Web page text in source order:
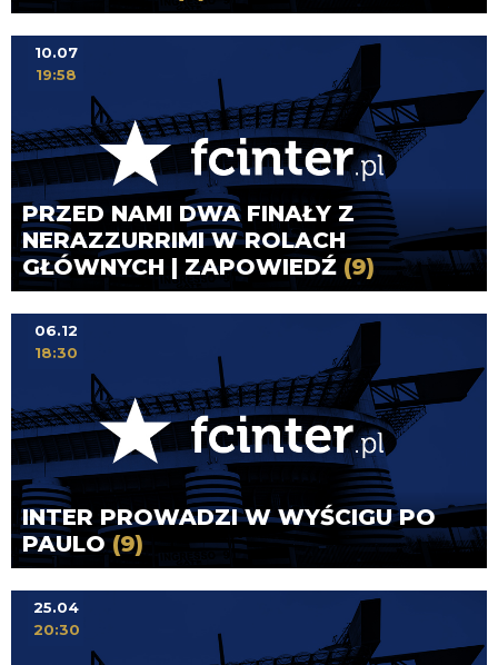
PRZED NAMI DWA FINAŁY Z
NERAZZURRIMI W ROLACH
GŁÓWNYCH | ZAPOWIEDŹ (9)
10.07
19:58
INTER PROWADZI W WYŚCIGU PO
PAULO(9)
06.12
18:30
25.04
20:30